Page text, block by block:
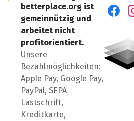
betterplace.org ist
gemeinnützig und
arbeitet nicht
profitorientiert.
Unsere
Bezahlmöglichkeiten:
Apple Pay, Google Pay,
PayPal, SEPA
Lastschrift,
Kreditkarte,